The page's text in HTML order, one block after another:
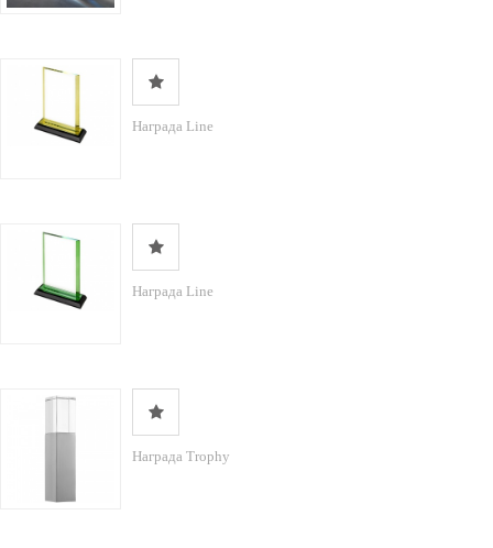
Награда Line
Награда Line
Награда Trophy